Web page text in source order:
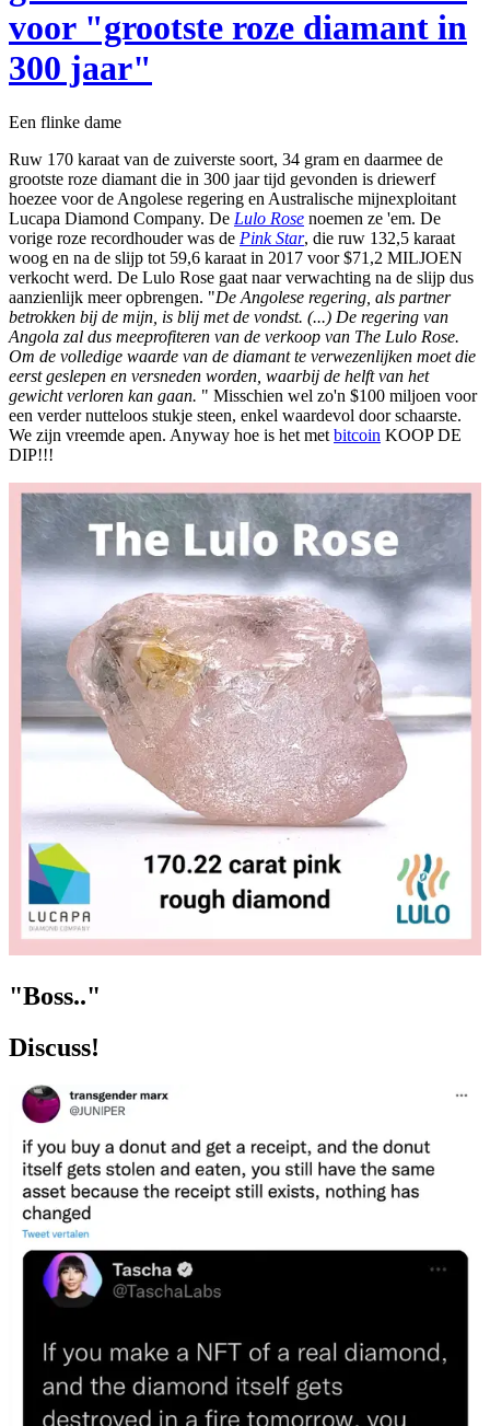
voor "grootste roze diamant in
300 jaar"
Een flinke dame
Ruw 170 karaat van de zuiverste soort, 34 gram en daarmee de
grootste roze diamant die in 300 jaar tijd gevonden is driewerf
hoezee voor de Angolese regering en Australische mijnexploitant
Lucapa Diamond Company. De Lulo Rose noemen ze 'em. De
vorige roze recordhouder was de Pink Star, die ruw 132,5 karaat
woog en na de slijp tot 59,6 karaat in 2017 voor $71,2 MILJOEN
verkocht werd. De Lulo Rose gaat naar verwachting na de slijp dus
aanzienlijk meer opbrengen. "De Angolese regering, als partner
betrokken bij de mijn, is blij met de vondst. (...) De regering van
Angola zal dus meeprofiteren van de verkoop van The Lulo Rose.
Om de volledige waarde van de diamant te verwezenlijken moet die
eerst geslepen en versneden worden, waarbij de helft van het
gewicht verloren kan gaan. " Misschien wel zo'n $100 miljoen voor
een verder nutteloos stukje steen, enkel waardevol door schaarste.
We zijn vreemde apen. Anyway hoe is het met bitcoin KOOP DE
DIP!!!
"Boss.."
Discuss!